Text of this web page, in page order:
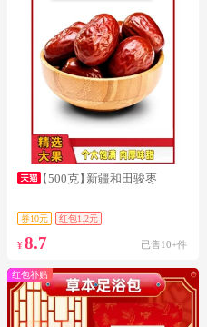
【500克】新疆和田骏枣
券10元 红包1.2元
¥8.7 已售10+件
红包补贴